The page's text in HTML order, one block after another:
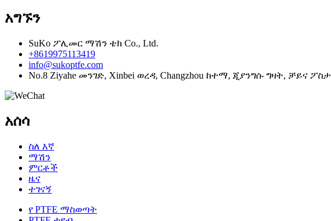
አግኙን
SuKo ፖሊመር ማሽን ቴክ Co., Ltd.
+8619975113419
info@sukoptfe.com
No.8 Ziyahe መንገድ, Xinbei ወረዳ, Changzhou ከተማ, ጂያንግሱ ግዛት, ቻይና ፖስታ
አሰሳ
ስለ እኛ
ማሽን
ምርቶች
ዜና
ተገናኝ
የ PTFE ማስወጣት